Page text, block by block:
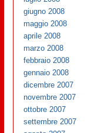
giugno 2008
maggio 2008
aprile 2008
marzo 2008
febbraio 2008
gennaio 2008
dicembre 2007
novembre 2007
ottobre 2007
settembre 2007